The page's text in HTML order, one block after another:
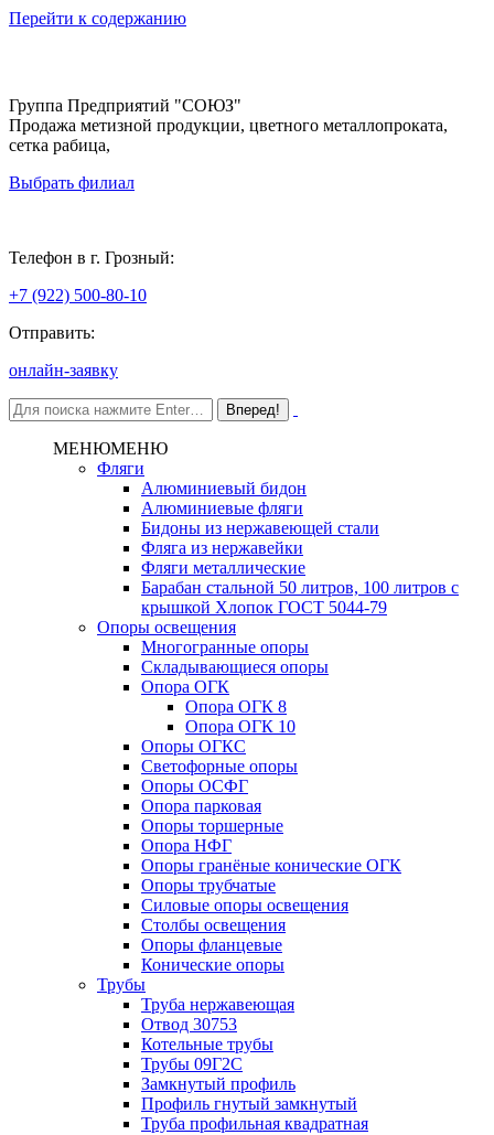
Перейти к содержанию
Группа Предприятий "СОЮЗ"
Продажа метизной продукции, цветного металлопроката,
сетка рабица,
Выбрать филиал
Телефон в г. Грозный:
+7 (922) 500-80-10
Отправить:
онлайн-заявку
МЕНЮМЕНЮ
Фляги
Алюминиевый бидон
Алюминиевые фляги
Бидоны из нержавеющей стали
Фляга из нержавейки
Фляги металлические
Барабан стальной 50 литров, 100 литров с
крышкой Хлопок ГОСТ 5044-79
Опоры освещения
Многогранные опоры
Складывающиеся опоры
Опора ОГК
Опора ОГК 8
Опора ОГК 10
Опоры ОГКС
Светофорные опоры
Опоры ОСФГ
Опора парковая
Опоры торшерные
Опора НФГ
Опоры гранёные конические ОГК
Опоры трубчатые
Силовые опоры освещения
Столбы освещения
Опоры фланцевые
Конические опоры
Трубы
Труба нержавеющая
Отвод 30753
Котельные трубы
Трубы 09Г2С
Замкнутый профиль
Профиль гнутый замкнутый
Труба профильная квадратная